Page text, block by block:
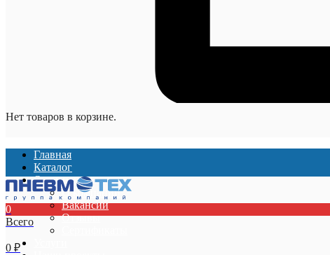
Нет товаров в корзине.
Главная
Каталог
О компании
О компании
Вакансии
Отзывы
0
Всего
0 ₽